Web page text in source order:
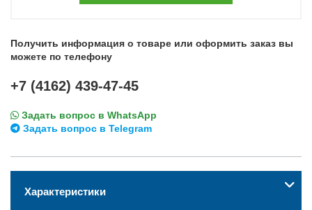
Получить информация о товаре или оформить заказ вы
можете по телефону
+7 (4162) 439-47-45
Задать вопрос в WhatsApp
Задать вопрос в Telegram
Характеристики